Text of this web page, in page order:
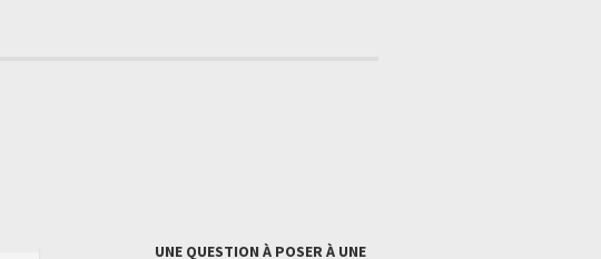
UNE QUESTION À POSER À UNE